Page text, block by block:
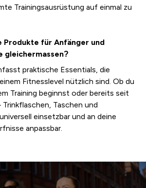
Trainingsausrüstung auf einmal zu
Produkte für Anfänger und
gleichermassen?
praktische Essentials, die
Fitnesslevel nützlich sind. Ob du
Training beginnst oder bereits seit
Taschen und
einsetzbar und an deine
anpassbar.